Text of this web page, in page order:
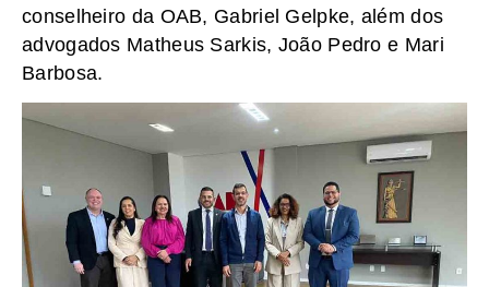
conselheiro da OAB, Gabriel Gelpke, além dos
advogados Matheus Sarkis, João Pedro e Mari
Barbosa.